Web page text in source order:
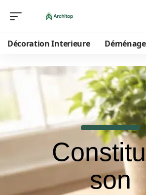
Décoration Interieure
son